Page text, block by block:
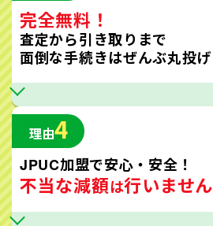
完全無料！
査定から引き取りまで
面倒な手続きはぜんぶ丸投げ
理由4
JPUC加盟で安心・安全！
不当な減額は行いません